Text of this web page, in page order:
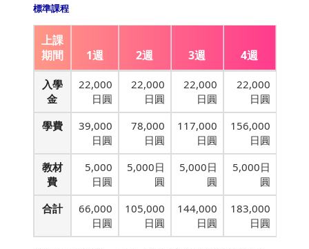
標準課程
上課
期間
1週 2週 3週 4週
入學
金
22,000
日圓
22,000
日圓
22,000
日圓
22,000
日圓
學費
39,000
日圓
78,000
日圓
117,000
日圓
156,000
日圓
教材
費
5,000
日圓
5,000日
圓
5,000日
圓
5,000日
圓
合計
66,000
日圓
105,000
日圓
144,000
日圓
183,000
日圓